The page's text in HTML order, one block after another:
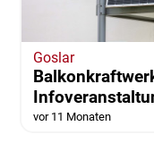
Goslar
vor 11 Monaten